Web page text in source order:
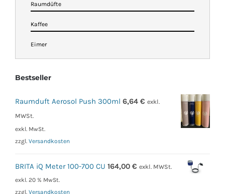
Raumdüfte
Kaffee
Eimer
Bestseller
Raumduft Aerosol Push 300ml 6,64 € exkl.
MWSt.
exkl. MwSt.
zzgl. Versandkosten
BRITA iQ Meter 100-700 CU 164,00 € exkl. MWSt.
exkl. 20 % MwSt.
zzgl. Versandkosten